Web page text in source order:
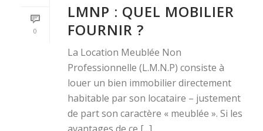
0
LMNP : QUEL MOBILIER
FOURNIR ?
La Location Meublée Non
Professionnelle (L.M.N.P) consiste à
louer un bien immobilier directement
habitable par son locataire – justement
de part son caractère « meublée ». Si les
avantages de ce [...]